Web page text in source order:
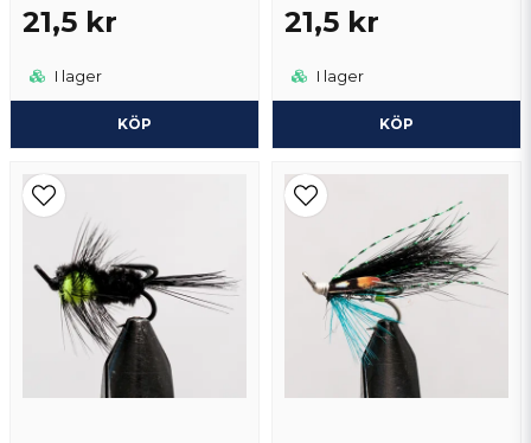
21,5 kr
I lager
KÖP
21,5 kr
I lager
KÖP